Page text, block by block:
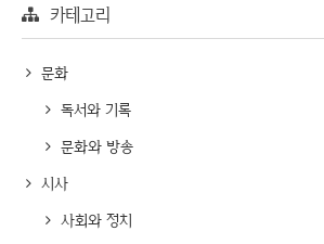
카테고리
문화
독서와 기록
문화와 방송
시사
사회와 정치